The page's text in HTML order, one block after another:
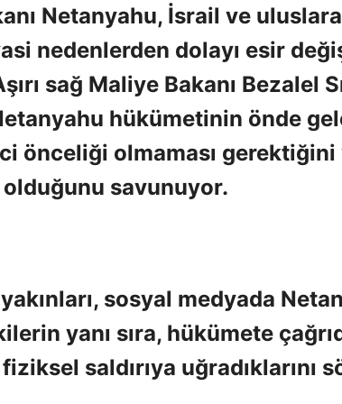
Netanyahu, İsrail ve
nedenlerden dolayı esir
sağ Maliye Bakanı Bezalel
hükümetinin önde
önceliği olmaması gerektiğini
savunuyor.
sosyal medyada
yanı sıra, hükümete
fiziksel saldırıya uğradıklarını